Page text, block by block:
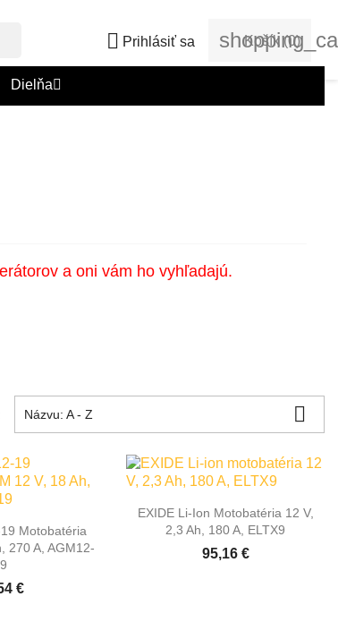
 Prihlásiť sa Košík (0)
Dielňa
a oni vám ho vyhľadajú.
Názvu: A - Z 
náhľad
Motobatéria
270 A, AGM12-
€
 Rýchly náhľad
EXIDE Li-Ion Motobatéria 12 V,
2,3 Ah, 180 A, ELTX9
95,16 €